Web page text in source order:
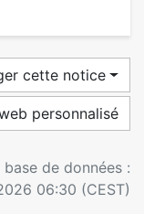
cette notice
personnalisé
de données :
06:30 (CEST)